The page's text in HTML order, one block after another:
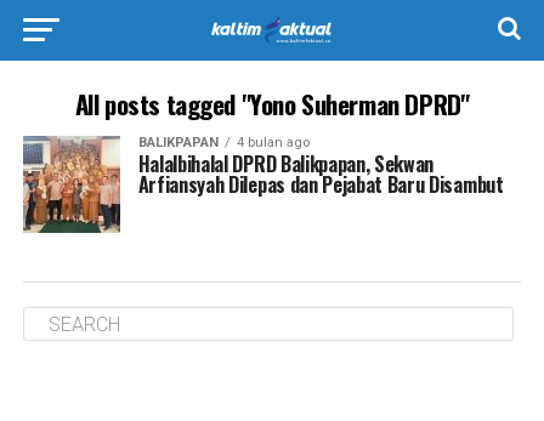
All posts tagged "Yono Suherman DPRD"
BALIKPAPAN 4 bulan ago
Halalbihalal DPRD Balikpapan, Sekwan
Arfiansyah Dilepas dan Pejabat Baru Disambut